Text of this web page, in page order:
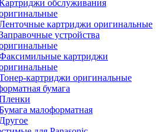
обслуживания
картриджи оригинальные
устройства
картриджи
картриджи оригинальные
бумага
малоформатная
Другое